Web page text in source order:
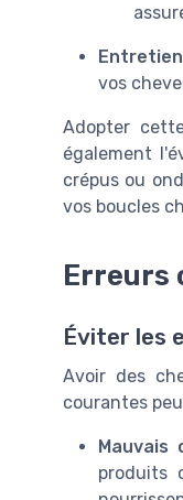
vos
Adopter
également
crépus ou
vos boucles
Erreurs
Éviter les
Avoir des
courantes
Mauvais
produits